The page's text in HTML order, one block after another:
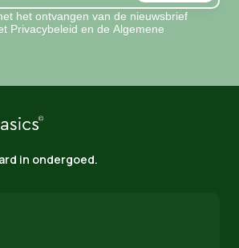
het ontvangen van de nieuwsbrief
Privacybeleid en de Algemene
in ondergoed.